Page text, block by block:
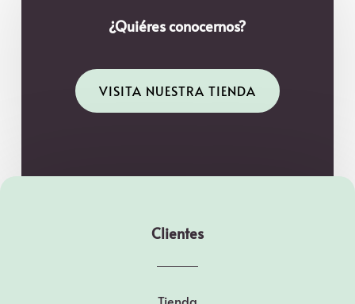
¿Quiéres conocernos?
VISITA NUESTRA TIENDA
Clientes